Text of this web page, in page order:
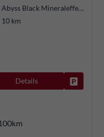
Abyss Black Mineraleffekt
10 km
Details